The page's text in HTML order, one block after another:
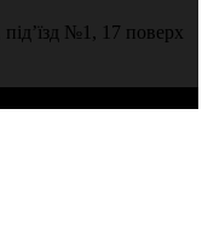
№1, 17 поверх